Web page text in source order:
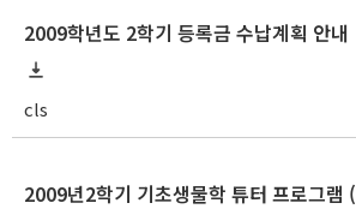
2009학년도 2학기 등록금 수납계획 안내
cls
2009년2학기 기초생물학 튜터 프로그램